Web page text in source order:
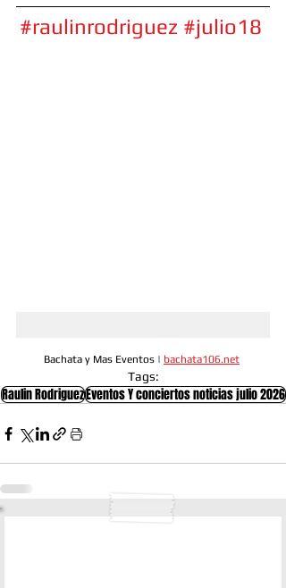
#raulinrodriguez #julio18
Bachata y Mas Eventos | bachata106.net
Tags:
Raulin RodriguezEventos Y conciertos noticias julio 2026